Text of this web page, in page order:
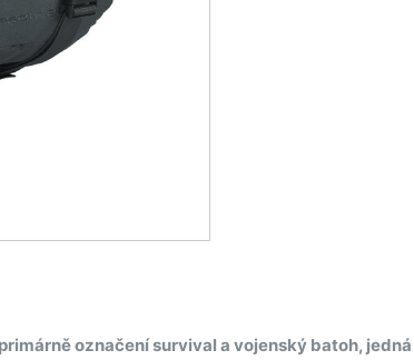
označení survival a vojenský batoh,